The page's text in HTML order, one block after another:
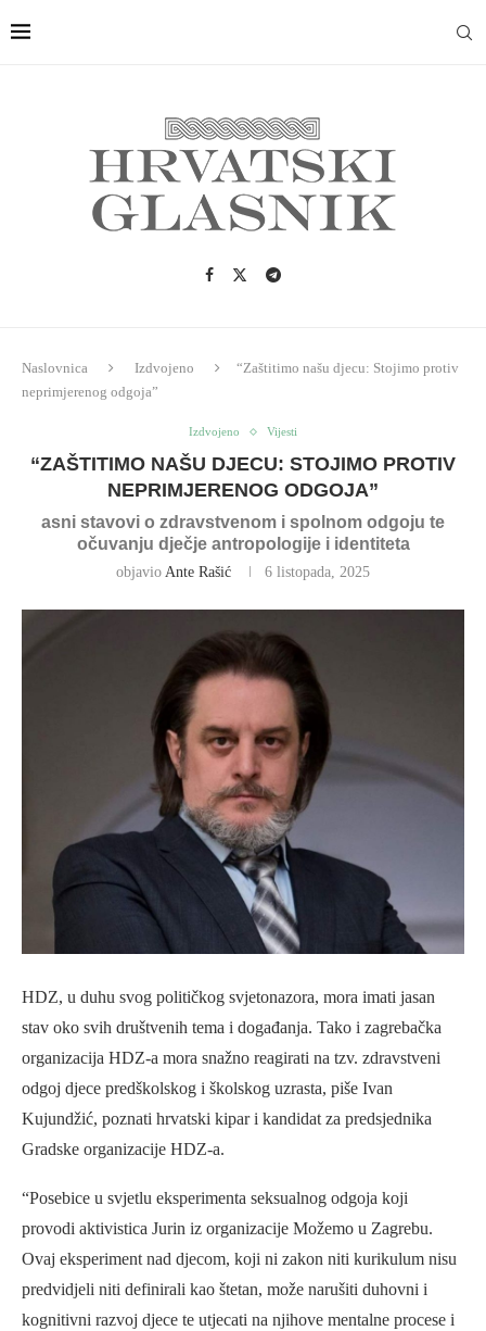
Naslovnica Izdvojeno
“Zaštitimo našu djecu: Stojimo protiv
neprimjerenog odgoja”
Izdvojeno Vijesti
“ZAŠTITIMO NAŠU DJECU: STOJIMO PROTIV
NEPRIMJERENOG ODGOJA”
asni stavovi o zdravstvenom i spolnom odgoju te
očuvanju dječje antropologije i identiteta
objavio Ante Rašić 6 listopada, 2025
HDZ, u duhu svog političkog svjetonazora, mora imati jasan
stav oko svih društvenih tema i događanja. Tako i zagrebačka
organizacija HDZ-a mora snažno reagirati na tzv. zdravstveni
odgoj djece predškolskog i školskog uzrasta, piše Ivan
Kujundžić, poznati hrvatski kipar i kandidat za predsjednika
Gradske organizacije HDZ-a.
“Posebice u svjetlu eksperimenta seksualnog odgoja koji
provodi aktivistica Jurin iz organizacije Možemo u Zagrebu.
Ovaj eksperiment nad djecom, koji ni zakon niti kurikulum nisu
predvidjeli niti definirali kao štetan, može narušiti duhovni i
kognitivni razvoj djece te utjecati na njihove mentalne procese i